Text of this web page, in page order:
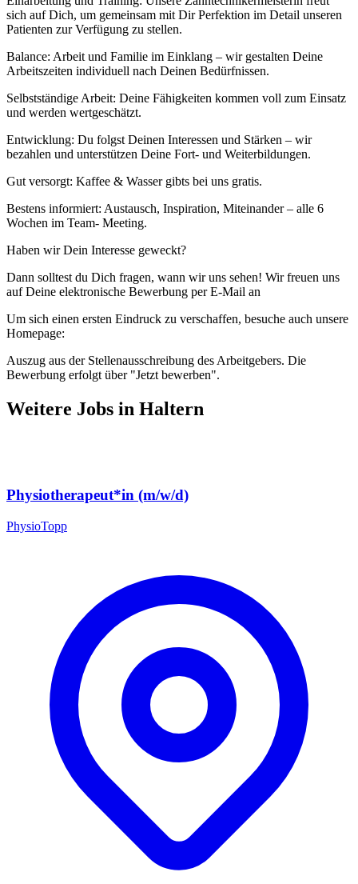
sich auf Dich, um gemeinsam mit Dir Perfektion im Detail unseren
Patienten zur Verfügung zu stellen.
Balance: Arbeit und Familie im Einklang – wir gestalten Deine
Arbeitszeiten individuell nach Deinen Bedürfnissen.
Selbstständige Arbeit: Deine Fähigkeiten kommen voll zum Einsatz
und werden wertgeschätzt.
Entwicklung: Du folgst Deinen Interessen und Stärken – wir
bezahlen und unterstützen Deine Fort- und Weiterbildungen.
Gut versorgt: Kaffee & Wasser gibts bei uns gratis.
Bestens informiert: Austausch, Inspiration, Miteinander – alle 6
Wochen im Team- Meeting.
Haben wir Dein Interesse geweckt?
Dann solltest du Dich fragen, wann wir uns sehen! Wir freuen uns
auf Deine elektronische Bewerbung per E-Mail an
Um sich einen ersten Eindruck zu verschaffen, besuche auch unsere
Homepage:
Auszug aus der Stellenausschreibung des Arbeitgebers. Die
Bewerbung erfolgt über "Jetzt bewerben".
Weitere Jobs in Haltern
Physiotherapeut*in (m/w/d)
PhysioTopp